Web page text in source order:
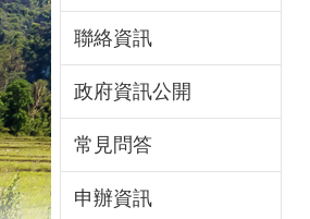
聯絡資訊
政府資訊公開
常見問答
申辦資訊